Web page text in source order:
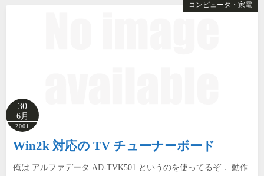
コンピュータ・家電
30
6月
2001
Win2k 対応の TV チューナーボード
俺は アルファデータ AD-TVK501 というのを使ってるぞ． 動作